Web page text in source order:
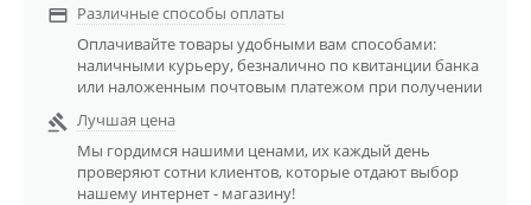
 Различные способы оплаты
Оплачивайте товары удобными вам способами:
наличными курьеру, безналично по квитанции банка
или наложенным почтовым платежом при получении

Лучшая цена
Мы гордимся нашими ценами, их каждый день
проверяют сотни клиентов, которые отдают выбор
нашему интернет - магазину!